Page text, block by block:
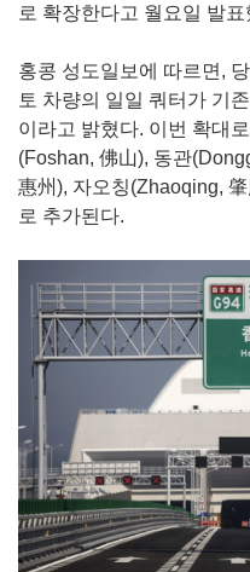
로 확장한다고 월요일 발표
홍콩 성도일보에 따르면,
토 차량의 일일 쿼터가 기
이라고 밝혔다. 이번 확대
(Foshan, 佛山), 동관
惠州), 자오칭(Zhaoqing,
로 추가된다.